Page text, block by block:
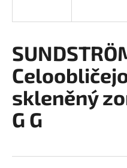
skleněný
G G
í
t
?